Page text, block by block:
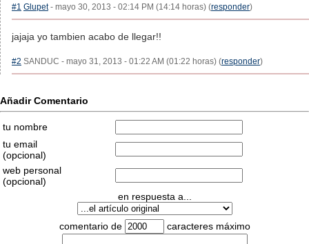
#1 Glupet- mayo 30, 2013 - 02:14 PM (14:14 horas) (responder)
jajaja yo tambien acabo de llegar!!
#2 SANDUC - mayo 31, 2013 - 01:22 AM (01:22 horas) (responder)
Añadir Comentario
tu nombre
tu email
(opcional)
web personal
(opcional)
en respuesta a...
comentario de caracteres máximo